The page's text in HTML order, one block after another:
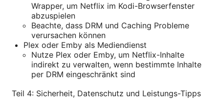
Wrapper, um Netflix im Kodi-Browserfenster
abzuspielen
Beachte, dass DRM und Caching Probleme
verursachen können
Plex oder Emby als Mediendienst
Nutze Plex oder Emby, um Netflix-Inhalte
indirekt zu verwalten, wenn bestimmte Inhalte
per DRM eingeschränkt sind
Teil 4: Sicherheit, Datenschutz und Leistungs-Tipps